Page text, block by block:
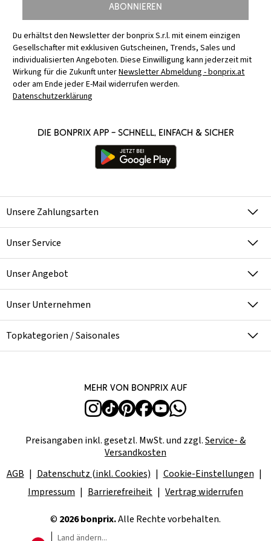
Abonnieren
Du erhältst den Newsletter der bonprix S.r.l. mit einem einzigen
Gesellschafter mit exklusiven Gutscheinen, Trends, Sales und
individualisierten Angeboten. Diese Einwilligung kann jederzeit mit
Wirkung für die Zukunft unterNewsletter Abmeldung - bonprix.at
oder am Ende jeder E-Mail widerrufen werden.
Datenschutzerklärung
Die bonprix App – schnell, einfach & sicher
Unsere Zahlungsarten
Unser Service
Unser Angebot
Unser Unternehmen
Topkategorien / Saisonales
Mehr von bonprix auf
Preisangaben inkl. gesetzl. MwSt. und zzgl.Service- &
Versandkosten
AGB
Datenschutz (inkl. Cookies)
Cookie-Einstellungen
Impressum
Barrierefreiheit Vertrag widerrufen
© 2026 bonprix.Alle Rechte vorbehalten.
Land ändern...